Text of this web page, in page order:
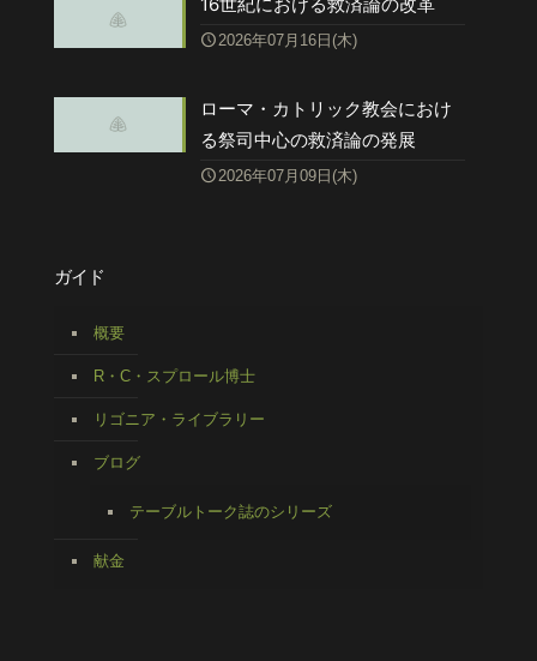
2026年07月16日(木)
ローマ・カトリック教会におけ
る祭司中心の救済論の発展
2026年07月09日(木)
ガイド
概要
R・C・スプロール博士
リゴニア・ライブラリー
ブログ
テーブルトーク誌のシリーズ
献金